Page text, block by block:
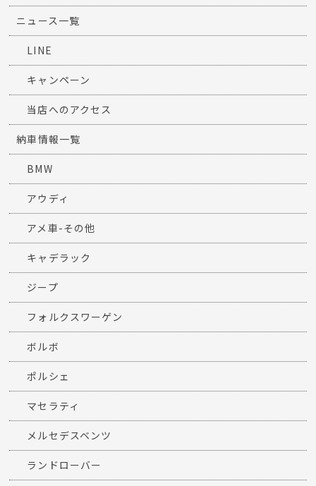
ニュース一覧
LINE
キャンペーン
当店へのアクセス
納車情報一覧
BMW
アウディ
アメ車-その他
キャデラック
ジープ
フォルクスワーゲン
ボルボ
ポルシェ
マセラティ
メルセデスベンツ
ランドローバー